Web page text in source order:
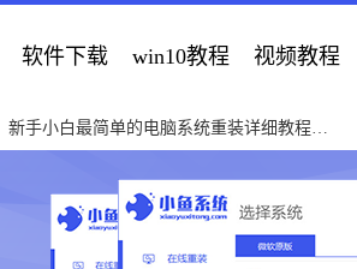
软件下载 win10教程 视频教程
新手小白最简单的电脑系统重装详细教程指
南